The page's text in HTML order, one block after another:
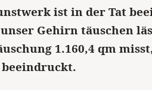
ist in der Tat
Gehirn täuschen
1.160,4 qm